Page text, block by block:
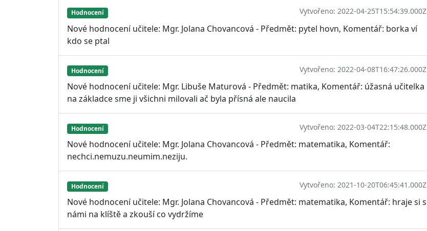
Hodnocení Vytvořeno: 2022-04-25T15:54:39.000Z
Nové hodnocení učitele: Mgr. Jolana Chovancová - Předmět: pytel hovn, Komentář: borka ví
kdo se ptal
Hodnocení Vytvořeno: 2022-04-08T16:47:26.000Z
Nové hodnocení učitele: Mgr. Libuše Maturová - Předmět: matika, Komentář: úžasná učitelka
na základce sme ji všichni milovali ač byla přísná ale naucila
Hodnocení Vytvořeno: 2022-03-04T22:15:48.000Z
Nové hodnocení učitele: Mgr. Jolana Chovancová - Předmět: matematika, Komentář:
nechci.nemuzu.neumim.neziju.
Hodnocení Vytvořeno: 2021-10-20T06:45:41.000Z
Nové hodnocení učitele: Mgr. Jolana Chovancová - Předmět: matematika, Komentář: hraje si s
námi na klíště a zkouší co vydržíme